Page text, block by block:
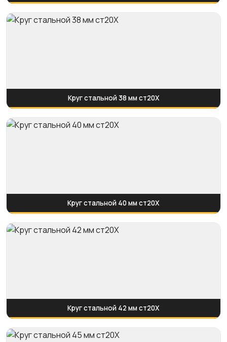
Круг стальной 38 мм ст20Х
Круг стальной 40 мм ст20Х
Круг стальной 42 мм ст20Х